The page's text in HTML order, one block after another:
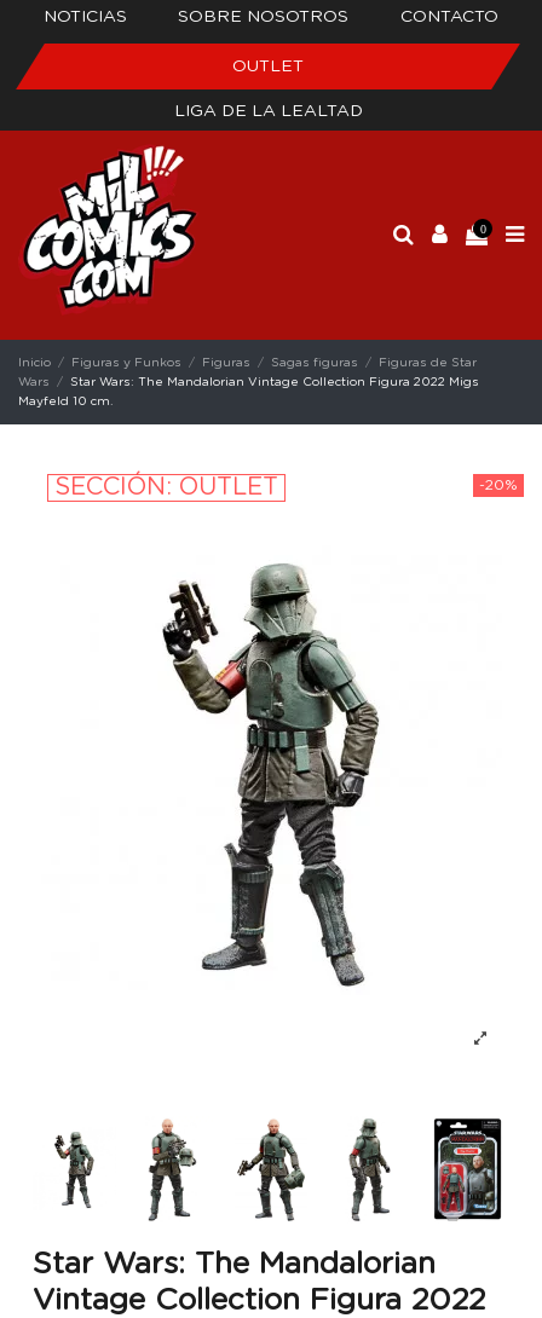
NOTICIAS SOBRE NOSOTROS CONTACTO
OUTLET
LIGA DE LA LEALTAD
0
Inicio Figuras y Funkos Figuras Sagas figuras
Figuras de Star
Wars
Star Wars: The Mandalorian Vintage Collection Figura 2022 Migs
Mayfeld 10 cm.
-20%
SECCIÓN: OUTLET
Star Wars: The Mandalorian
Vintage Collection Figura 2022